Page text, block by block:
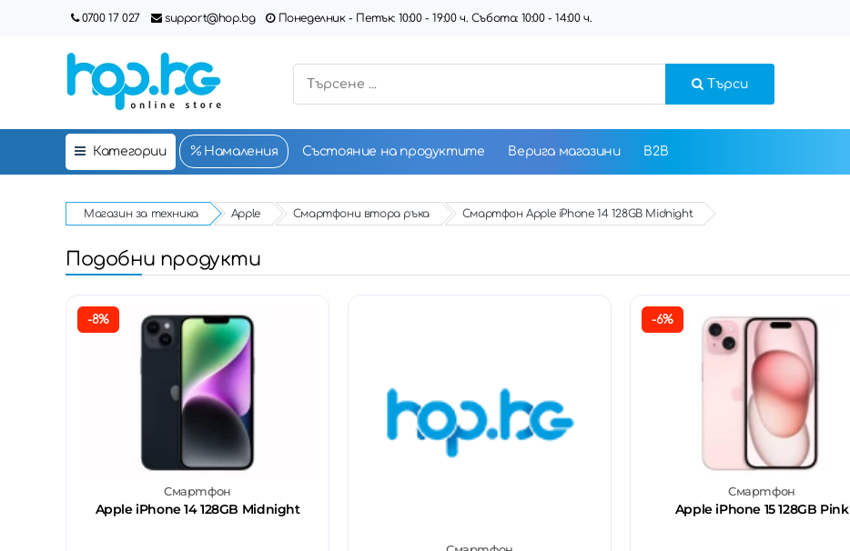
0700 17 027 support@hop.bg Понеделник - Петък: 10:00 - 19:00 ч. Събота: 10:00 - 14:00 ч.
Търси
Категории Намаления Състояние на продуктите Верига магазини B2B
Магазин за техника Apple Смартфони втора ръка Смартфон Apple iPhone 14 128GB Midnight
Подобни продукти
-8%
Смартфон
Apple iPhone 14 128GB Midnight
-6%
Смартфон
Apple iPhone 15 128GB Pink